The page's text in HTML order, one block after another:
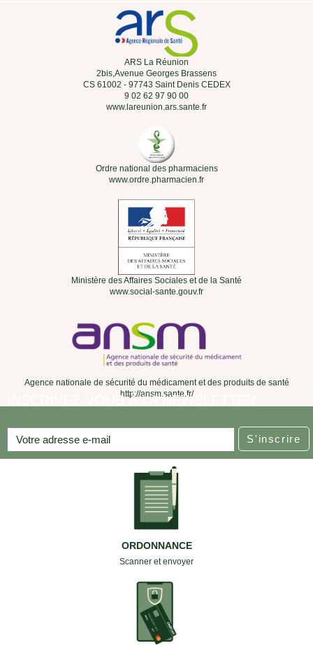
ARS La Réunion
2bis,Avenue Georges Brassens
CS 61002 - 97743 Saint Denis CEDEX
9 02 62 97 90 00
www.lareunion.ars.sante.fr
Ordre national des pharmaciens
www.ordre.pharmacien.fr
Ministère des Affaires Sociales et de la Santé
www.social-sante.gouv.fr
Agence nationale de sécurité du médicament et des produits de santé
http://ansm.sante.fr/
INSCRIVEZ-VOUS À LA NEWSLETTER
S'inscrire
ORDONNANCE
Scanner et envoyer